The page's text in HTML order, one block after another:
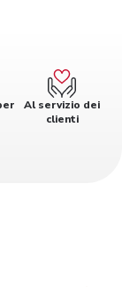
Al servizio dei
clienti